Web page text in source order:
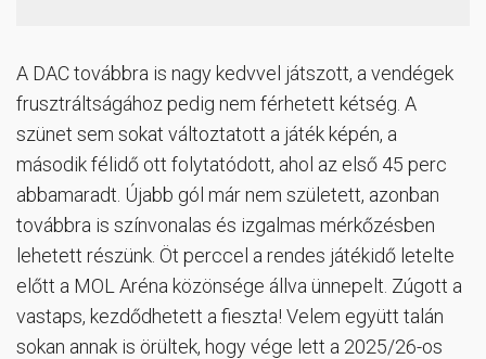
A DAC továbbra is nagy kedvvel játszott, a vendégek
frusztráltságához pedig nem férhetett kétség. A
szünet sem sokat változtatott a játék képén, a
második félidő ott folytatódott, ahol az első 45 perc
abbamaradt. Újabb gól már nem született, azonban
továbbra is színvonalas és izgalmas mérkőzésben
lehetett részünk. Öt perccel a rendes játékidő letelte
előtt a MOL Aréna közönsége állva ünnepelt. Zúgott a
vastaps, kezdődhetett a fieszta! Velem együtt talán
sokan annak is örültek, hogy vége lett a 2025/26-os